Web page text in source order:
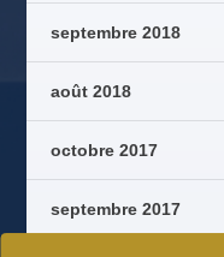
septembre 2018
août 2018
octobre 2017
septembre 2017